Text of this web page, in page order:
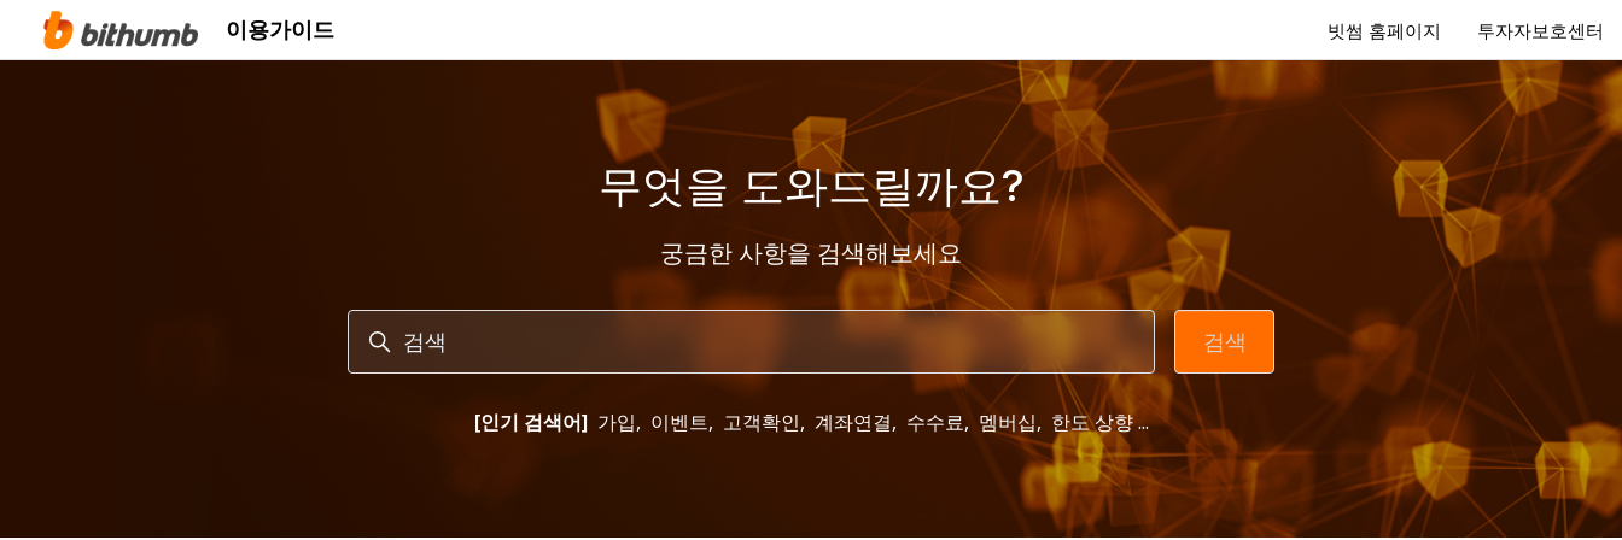
주 콘텐츠로 건너뛰기
이용가이드 빗썸 홈페이지 투자자보호센터
무엇을 도와드릴까요?
궁금한 사항을 검색해보세요
검색
[인기 검색어] 가입, 이벤트, 고객확인, 계좌연결, 수수료, 멤버십, 한도 상향 ...